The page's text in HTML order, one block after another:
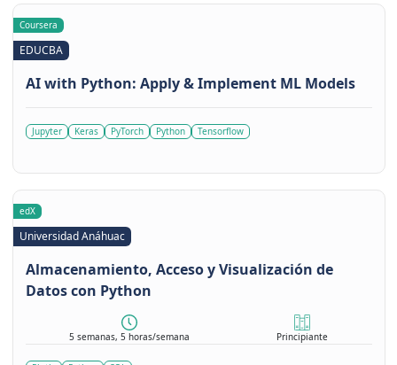
Coursera
EDUCBA
AI with Python: Apply & Implement ML Models
Jupyter Keras PyTorch Python Tensorflow
edX
Universidad Anáhuac
Almacenamiento, Acceso y Visualización de
Datos con Python
5 semanas, 5 horas/semana Principiante